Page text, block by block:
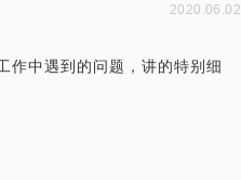
2020.06.02
作中遇到的问题，讲的特别细